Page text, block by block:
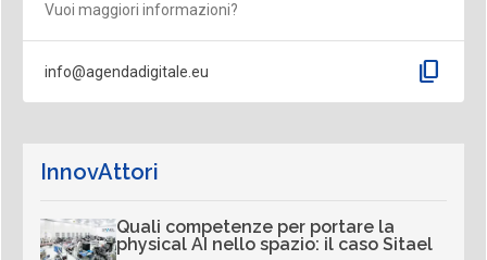
Vuoi maggiori informazioni?
info@agendadigitale.eu content_copy
InnovAttori
Quali competenze per portare la
physical AI nello spazio: il caso Sitael